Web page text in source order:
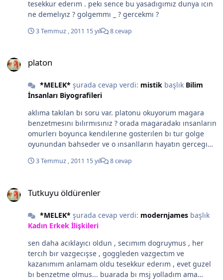
tesekkur ederım . pekı sence bu yasadıgımız dunya ıcın
ne demelıyız ? golgemmı _ ? gercekmı ?
3 Temmuz , 2011 15 yıl 8 cevap
platon
*MELEK*şurada cevap verdi: mistikbaşlık Bilim
İnsanları Biyografileri
aklıma takılan bı soru var. platonu okuyorum magara
benzetmesını bılırmısınız ? orada magaradakı ınsanların
omurlerı boyunca kendılerıne gosterılen bı tur golge
oyunundan bahseder ve o ınsanlların hayatın gercegı
magaradakı ınsanmıyız ? yoksa dısarıdakılermı ?
3 Temmuz , 2011 15 yıl 8 cevap
Tutkuyu öldürenler
*MELEK*şurada cevap verdi: modernjamesbaşlık
Kadın Erkek İlişkileri
sen daha acıklayıcı oldun , secımım dogruymus , her
tercıh bır vazgecışse , goggleden vazgectım ve
kazanımım anlamam oldu tesekkur ederım , evet guzel
bı benzetme olmus... buarada bı msj yolladım ama